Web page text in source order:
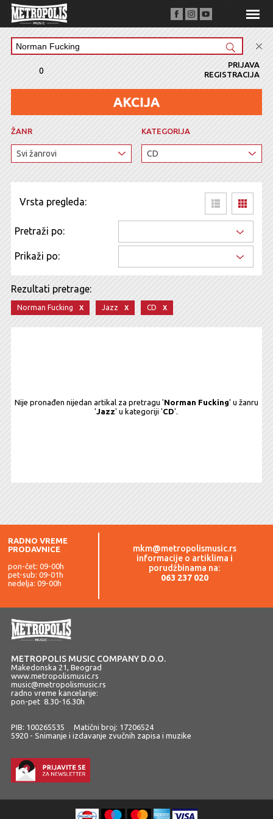
0 REGISTRACIJA
PRIJAVA
KATEGORIJA
ŽANR
Vrsta pregleda:
Pretraži po:
Prikaži po:
Rezultati pretrage:
Norman Fucking x Jazz x CD x
Nije pronađen nijedan artikal za pretragu 'Norman Fucking' u žanru
'Jazz' u kategoriji 'CD'.
RADNO VREME
PRODAVNICE
pon-čet: 09-00h
pet-sub: 09-01h
nedelja: 09-00h
mkm@metropolismusic.rs
informacije o artiklima i
porudžbinama na:
063 237 020
METROPOLIS MUSIC COMPANY D.O.O.
Makedonska 21, Beograd
www.metropolismusic.rs
music@metropolismusic.rs
radno vreme kancelarije:
pon-pet 8.30-16.30h
PIB: 100265535 Matični broj: 17206524
5920 - Snimanje i izdavanje zvučnih zapisa i muzike